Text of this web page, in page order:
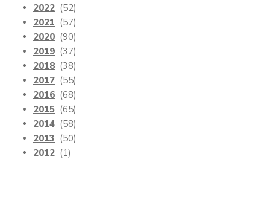
2022 (52)
2021 (57)
2020 (90)
2019 (37)
2018 (38)
2017 (55)
2016 (68)
2015 (65)
2014 (58)
2013 (50)
2012 (1)